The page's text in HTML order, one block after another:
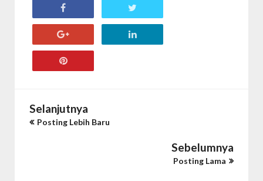
Selanjutnya
Posting Lebih Baru
Sebelumnya
Posting Lama